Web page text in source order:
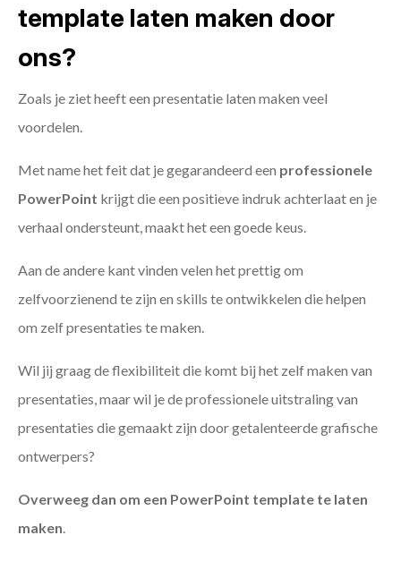
template laten maken door
ons?
Zoals je ziet heeft een presentatie laten maken veel
voordelen.
Met name het feit dat je gegarandeerd een professionele
PowerPoint krijgt die een positieve indruk achterlaat en je
verhaal ondersteunt, maakt het een goede keus.
Aan de andere kant vinden velen het prettig om
zelfvoorzienend te zijn en skills te ontwikkelen die helpen
om zelf presentaties te maken.
Wil jij graag de flexibiliteit die komt bij het zelf maken van
presentaties, maar wil je de professionele uitstraling van
presentaties die gemaakt zijn door getalenteerde grafische
ontwerpers?
Overweeg dan om een PowerPoint template te laten
maken.